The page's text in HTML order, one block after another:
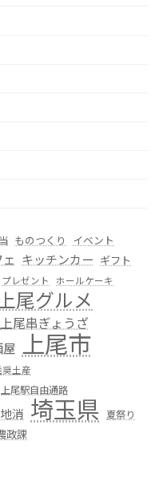
ものつくり イベント
キッチンカー ギフト
プレゼント
ホールケーキ
尾グルメ
上尾串ぎょうざ
屋 上尾市
土産
上尾駅自由通路
消 埼玉県 夏祭り
政課